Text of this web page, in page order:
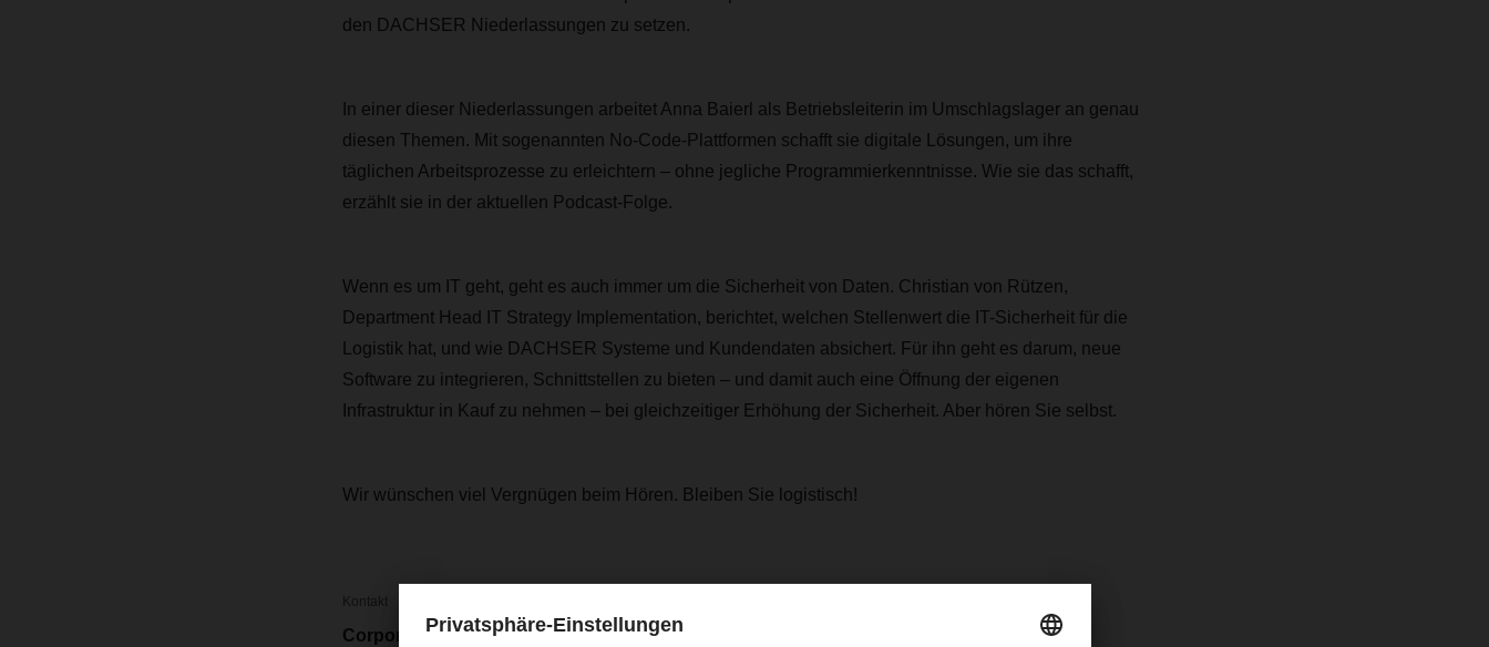
den DACHSER Niederlassungen zu setzen.
In einer dieser Niederlassungen arbeitet Anna Baierl als Betriebsleiterin im Umschlagslager an genau
diesen Themen. Mit sogenannten No-Code-Plattformen schafft sie digitale Lösungen, um ihre
täglichen Arbeitsprozesse zu erleichtern – ohne jegliche Programmierkenntnisse. Wie sie das schafft,
erzählt sie in der aktuellen Podcast-Folge.
Wenn es um IT geht, geht es auch immer um die Sicherheit von Daten. Christian von Rützen,
Department Head IT Strategy Implementation, berichtet, welchen Stellenwert die IT-Sicherheit für die
Logistik hat, und wie DACHSER Systeme und Kundendaten absichert. Für ihn geht es darum, neue
Software zu integrieren, Schnittstellen zu bieten – und damit auch eine Öffnung der eigenen
Infrastruktur in Kauf zu nehmen – bei gleichzeitiger Erhöhung der Sicherheit. Aber hören Sie selbst.
Wir wünschen viel Vergnügen beim Hören. Bleiben Sie logistisch!
Kontakt
Corporate Public Relations - Redaktion Podcast podcast.kempten@dachser.com